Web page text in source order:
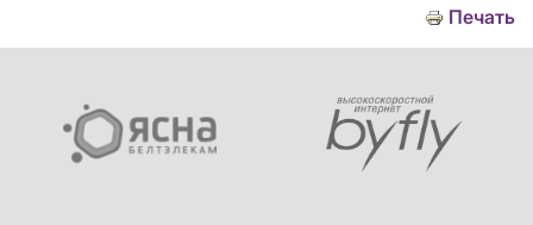
Печать